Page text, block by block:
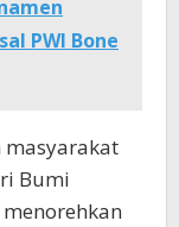
PWI Bone
masyarakat
Bumi